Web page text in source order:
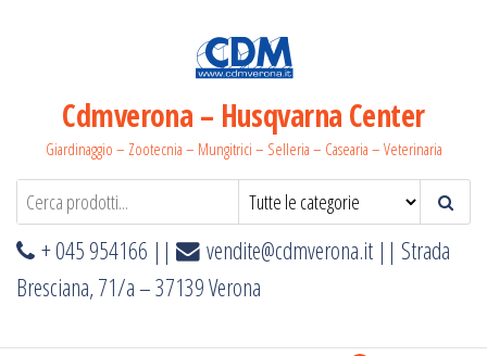
Cdmverona – Husqvarna Center
Giardinaggio – Zootecnia – Mungitrici – Selleria – Casearia – Veterinaria
+ 045 954166 || vendite@cdmverona.it || Strada
Bresciana, 71/a – 37139 Verona